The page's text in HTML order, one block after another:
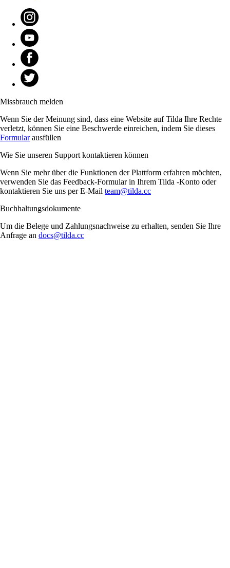
Missbrauch melden
Wenn Sie der Meinung sind, dass eine Website auf Tilda Ihre Rechte
verletzt, können Sie eine Beschwerde einreichen, indem Sie dieses
Formularausfüllen
Wie Sie unseren Support kontaktieren können
Wenn Sie mehr über die Funktionen der Plattform erfahren möchten,
verwenden Sie das Feedback-Formular in Ihrem Tilda -Konto oder
kontaktieren Sie uns per E-Mail team@tilda.cc
Buchhaltungsdokumente
Um die Belege und Zahlungsnachweise zu erhalten, senden Sie Ihre
Anfrage an docs@tilda.cc